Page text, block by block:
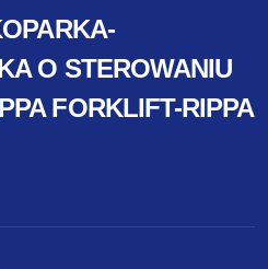
O STEROWANIU
FORKLIFT-RIPPA